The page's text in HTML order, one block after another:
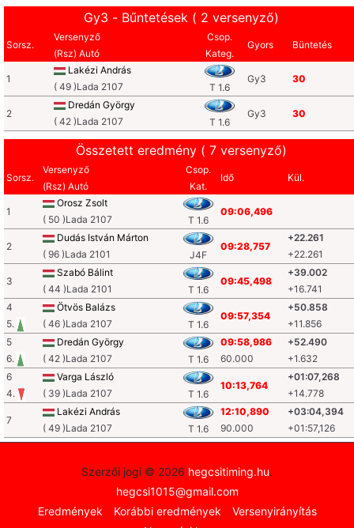
Gy3 - Bűntetések ( 2 versenyző)
Sorsz.
Versenyző
(Rsz) Autó
Csop.
Kateg.
Gyors Büntetés
1
Lakézi András
( 49 )Lada 2107
T 1.6
Gy3 30
2
Dredán György
( 42 )Lada 2107
T 1.6
Gy3 30
Összetett eredmény ( 7 versenyző)
Sorsz.
Versenyző
(Rsz) Autó
Csop.
Kat.
Idő Kül.
1
Orosz Zsolt
( 50 )Lada 2107
T 1.6
09:06,496
2
Dudás István Márton
( 96 )Lada 2101
J4F
09:28,757
+22.261
+22.261
3
Szabó Bálint
( 44 )Lada 2101
T 1.6
09:45,498
+39.002
+16.741
4
5.
Ötvös Balázs
( 46 )Lada 2107
T 1.6
09:57,354
+50.858
+11.856
5
6.
Dredán György
( 42 )Lada 2107
T 1.6
09:58,986
60.000
+52.490
+1.632
6
4.
Varga László
( 39 )Lada 2107
T 1.6
10:13,764
+01:07,268
+14.778
7
Lakézi András
( 49 )Lada 2107
T 1.6
12:10,890
90.000
+03:04,394
+01:57,126
Szerzői jogi © 2026 hegcsitiming.hu.
hegcsi1015@gmail.com
Eredmények
Korábbi eredmények
Versenyirányítás